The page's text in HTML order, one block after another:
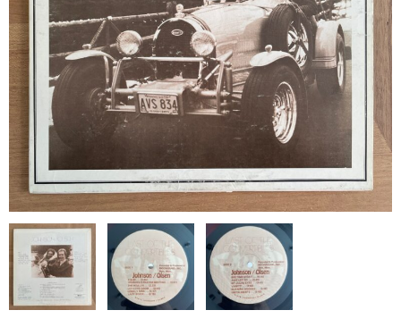
New Arrivals
新譜
GG RECORD （当店のレーベル）
JAZZ-US
BLUE NOTE
JAZZ-EU
JAZZ-JP